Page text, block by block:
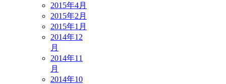
2015年4月
2015年2月
2015年1月
2014年12
月
2014年11
月
2014年10